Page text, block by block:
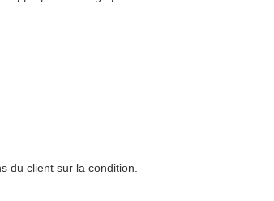
du client sur la condition.